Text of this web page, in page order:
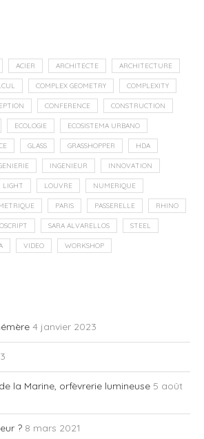
ACIER ARCHITECTE ARCHITECTURE
COMPLEX GEOMETRY COMPLEXITY
CONFERENCE CONSTRUCTION
ECOLOGIE ECOSISTEMA URBANO
GLASS GRASSHOPPER HDA
INGENIEUR INNOVATION
LIGHT LOUVRE NUMERIQUE
PARIS PASSERELLE RHINO
SARA ALVARELLOS STEEL
VIDEO WORKSHOP
4 janvier 2023
la Marine, orfèvrerie lumineuse 5 août
? 8 mars 2021